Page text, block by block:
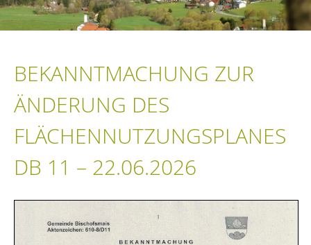
BEKANNTMACHUNG ZUR
ÄNDERUNG DES
FLÄCHENNUTZUNGSPLANES
DB 11 – 22.06.2026